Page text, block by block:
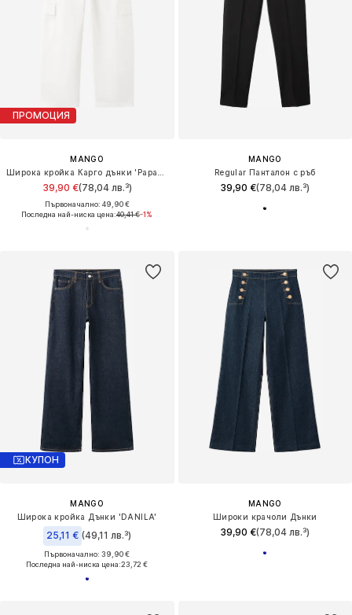
ПРОМОЦИЯ
MANGO
39,90 €(78,04 лв.³)
Първоначално: 49,90 €
Последна най-ниска цена:40,41 €-1%
MANGO
Regular Панталон с ръб
39,90 €(78,04 лв.³)
КУПОН
MANGO
Широка кройка Дънки 'DANILA'
25,11 € (49,11 лв.³)
Първоначално: 39,90 €
Последна най-ниска цена:23,72 €
MANGO
Широки крачоли Дънки
39,90 €(78,04 лв.³)